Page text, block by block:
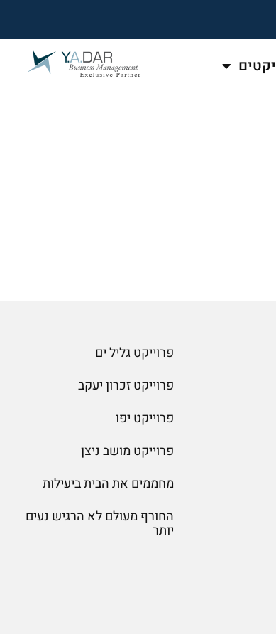
פרוייקט גליל ים
פרוייקט זכרון יעקב
פרוייקט יפו
פרוייקט מושב ניצן
מחממים את הבית ביעילות
החורף מעולם לא הרגיש נעים
יותר